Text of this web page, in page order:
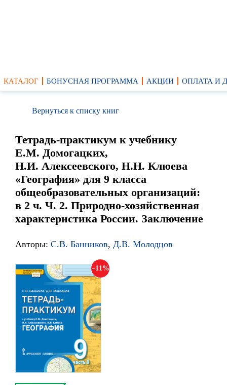
КАТАЛОГ БОНУСНАЯ ПРОГРАММА АКЦИИ ОПЛАТА И
Вернуться к списку книг
Тетрадь-практикум к учебнику
Е.М. Домогацких,
Н.И. Алексеевского, Н.Н. Клюева
«География» для 9 класса
общеобразовательных организаций:
в 2 ч. Ч. 2. Природно-хозяйственная
характеристика России. Заключение
Авторы: С.В. Банников, Д.В. Молодцов
11